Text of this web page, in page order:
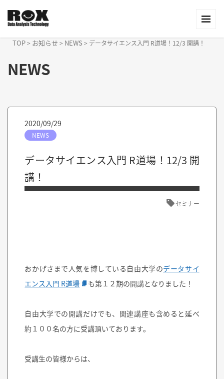
TOP> お知らせ > NEWS > データサイエンス入門 R道場！12/3 開講！
NEWS
2020/09/29
NEWS
データサイエンス入門 R道場！12/3 開
講！
セミナー
おかげさまで人気を博している自由大学のデータサイ
エンス入門 R道場
も第１２期の開講となりました！
自由大学での開講だけでも、関連講座も含めると延べ
約１００名の方に受講頂いております。
受講生の皆様からは、